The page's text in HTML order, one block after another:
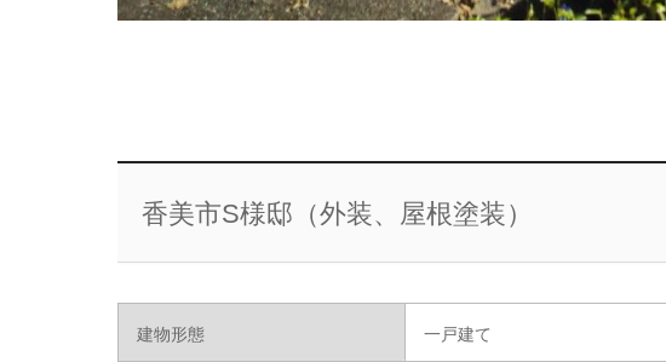
香美市S様邸（外装、屋根塗装）
建物形態 一戸建て